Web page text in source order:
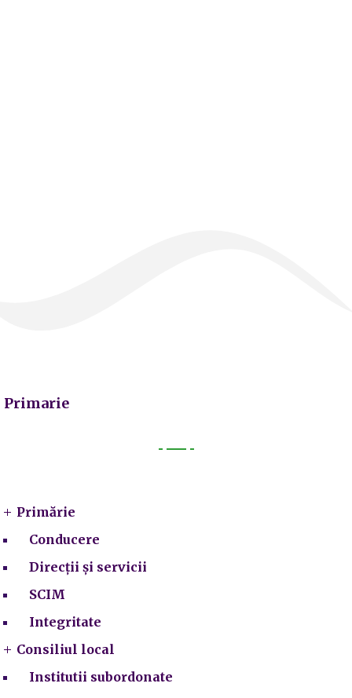
Primarie
Primărie
Conducere
Direcții și servicii
SCIM
Integritate
Consiliul local
Institutii subordonate